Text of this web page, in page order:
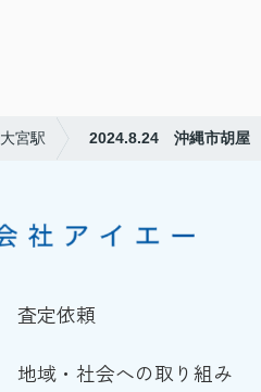
大宮駅 2024.8.24 沖縄市胡屋
査定依頼
地域・社会への取り組み